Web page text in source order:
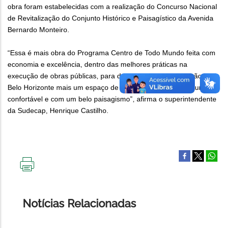
obra foram estabelecidas com a realização do Concurso Nacional
de Revitalização do Conjunto Histórico e Paisagístico da Avenida
Bernardo Monteiro.
“Essa é mais obra do Programa Centro de Todo Mundo feita com
economia e excelência, dentro das melhores práticas na
execução de obras públicas, para devolver para a população de
Belo Horizonte mais um espaço de lazer e convivência seguro,
confortável e com um belo paisagismo”, afirma o superintendente
da Sudecap, Henrique Castilho.
Notícias Relacionadas